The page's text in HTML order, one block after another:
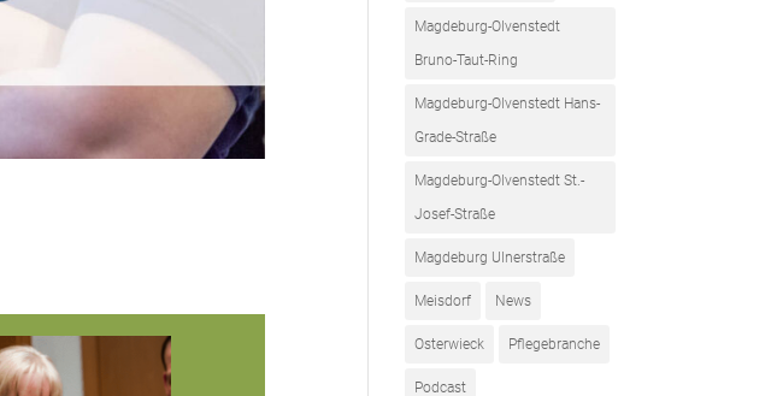
Magdeburg-Olvenstedt
Bruno-Taut-Ring
Magdeburg-Olvenstedt Hans-
Grade-Straße
Magdeburg-Olvenstedt St.-
Josef-Straße
Magdeburg Ulnerstraße
Meisdorf News
Osterwieck Pflegebranche
Podcast